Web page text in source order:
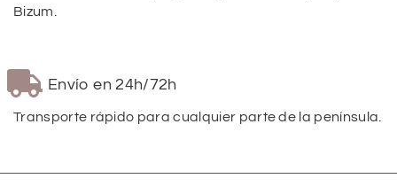
Bizum.
Envío en 24h/72h
Transporte rápido para cualquier parte de la península.